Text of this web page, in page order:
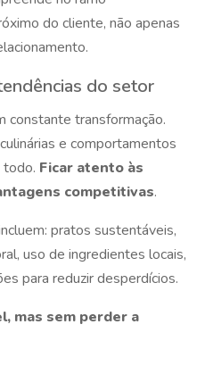
do cliente, não apenas
do setor
constante transformação.
e comportamentos
Ficar atento às
competitivas.
pratos sustentáveis,
uso de ingredientes locais,
para reduzir desperdícios.
mas sem perder a